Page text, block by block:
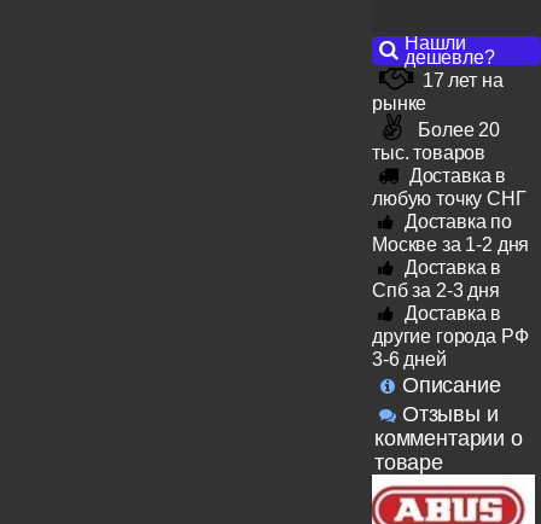
Нашли
дешевле?
17 лет на
рынке
Более 20
тыс. товаров
Доставка в
любую точку СНГ
Доставка по
Москве за 1-2 дня
Доставка в
Спб за 2-3 дня
Доставка в
другие города РФ
3-6 дней
Описание
Отзывы и
комментарии о
товаре